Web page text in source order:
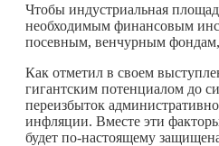
Чтобы индустриальная
необходимым финансовым
посевным, венчурным фондам,
Как отметил в своем
гигантским потенциалом до
переизбыток
инфляции. Вместе эти
будет по-настоящему